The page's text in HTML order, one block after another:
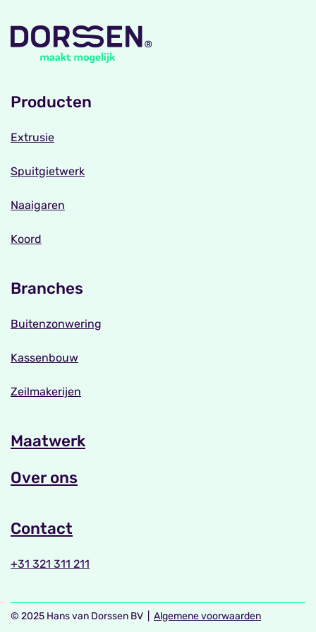
Producten
Extrusie
Spuitgietwerk
Naaigaren
Koord
Branches
Buitenzonwering
Kassenbouw
Zeilmakerijen
Maatwerk
Over ons
Contact
+31 321 311 211
© 2025 Hans van Dorssen BV | Algemene voorwaarden